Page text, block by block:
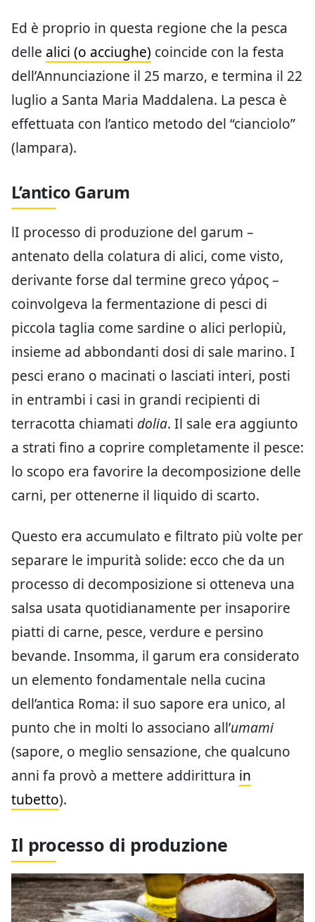
Ed è proprio in questa regione che la pesca
delle alici (o acciughe) coincide con la festa
dell’Annunciazione il 25 marzo, e termina il 22
luglio a Santa Maria Maddalena. La pesca è
effettuata con l’antico metodo del “cianciolo”
(lampara).
L’antico Garum
lI processo di produzione del garum –
antenato della colatura di alici, come visto,
derivante forse dal termine greco γάρος –
coinvolgeva la fermentazione di pesci di
piccola taglia come sardine o alici perlopiù,
insieme ad abbondanti dosi di sale marino. I
pesci erano o macinati o lasciati interi, posti
in entrambi i casi in grandi recipienti di
terracotta chiamati dolia. Il sale era aggiunto
a strati fino a coprire completamente il pesce:
lo scopo era favorire la decomposizione delle
carni, per ottenerne il liquido di scarto.
Questo era accumulato e filtrato più volte per
separare le impurità solide: ecco che da un
processo di decomposizione si otteneva una
salsa usata quotidianamente per insaporire
piatti di carne, pesce, verdure e persino
bevande. Insomma, il garum era considerato
un elemento fondamentale nella cucina
dell’antica Roma: il suo sapore era unico, al
punto che in molti lo associano all’umami
(sapore, o meglio sensazione, che qualcuno
anni fa provò a mettere addirittura in
tubetto).
Il processo di produzione